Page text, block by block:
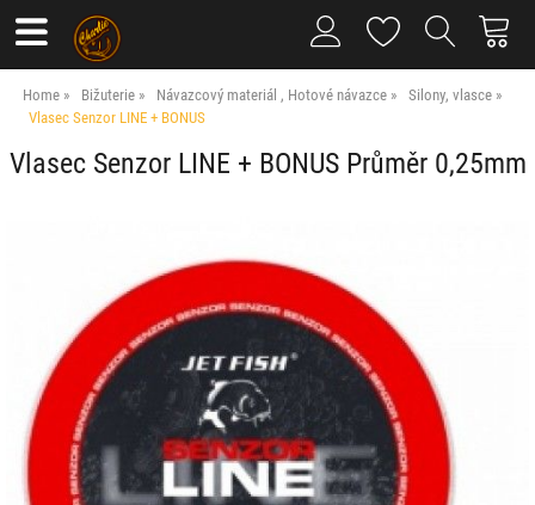
Home Bižuterie Návazcový materiál , Hotové návazce
Silony, vlasce
Vlasec Senzor LINE + BONUS
Vlasec Senzor LINE + BONUS Průměr 0,25mm